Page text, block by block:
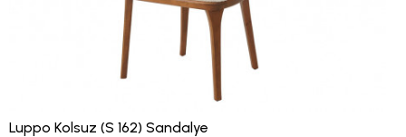
Luppo Kolsuz (S 162) Sandalye